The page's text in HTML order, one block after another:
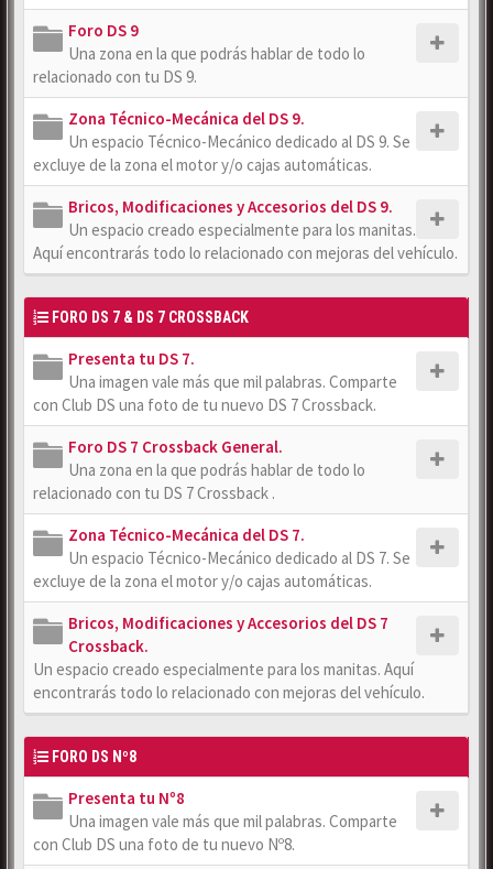
Foro DS 9
Una zona en la que podrás hablar de todo lo
relacionado con tu DS 9.
Zona Técnico-Mecánica del DS 9.
Un espacio Técnico-Mecánico dedicado al DS 9. Se
excluye de la zona el motor y/o cajas automáticas.
Bricos, Modificaciones y Accesorios del DS 9.
Un espacio creado especialmente para los manitas.
Aquí encontrarás todo lo relacionado con mejoras del vehículo.
FORO DS 7 & DS 7 CROSSBACK
Presenta tu DS 7.
Una imagen vale más que mil palabras. Comparte
con Club DS una foto de tu nuevo DS 7 Crossback.
Foro DS 7 Crossback General.
Una zona en la que podrás hablar de todo lo
relacionado con tu DS 7 Crossback .
Zona Técnico-Mecánica del DS 7.
Un espacio Técnico-Mecánico dedicado al DS 7. Se
excluye de la zona el motor y/o cajas automáticas.
Bricos, Modificaciones y Accesorios del DS 7
Crossback.
Un espacio creado especialmente para los manitas. Aquí
encontrarás todo lo relacionado con mejoras del vehículo.
FORO DS Nº8
Presenta tu Nº8
Una imagen vale más que mil palabras. Comparte
con Club DS una foto de tu nuevo Nº8.